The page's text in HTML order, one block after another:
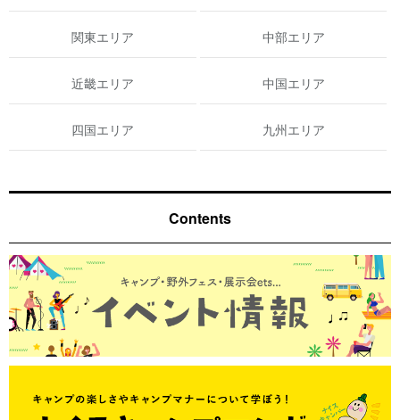
関東エリア 中部エリア
近畿エリア 中国エリア
四国エリア 九州エリア
Contents